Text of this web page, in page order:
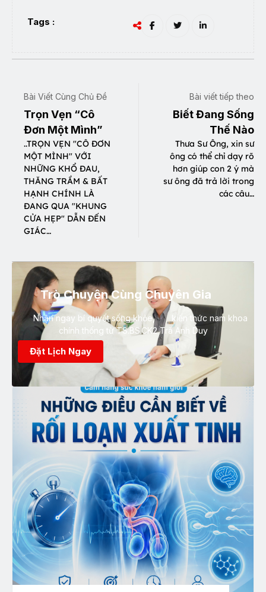
Tags :
Bài Viết Cùng Chủ Đề
Trọn Vẹn “Cô
Đơn Một Mình”
..TRỌN VẸN "CÔ ĐƠN
MỘT MÌNH" VỚI
NHỮNG KHỔ ĐAU,
THĂNG TRẦM & BẤT
HẠNH CHÍNH LÀ
ĐANG QUA "KHUNG
CỬA HẸP" DẪN ĐẾN
GIÁC…
Bài viết tiếp theo
Biết Đang Sống
Thế Nào
Thưa Sư Ông, xin sư
ông có thể chỉ dạy rõ
hơn giúp con 2 ý mà
sư ông đã trả lời trong
các câu…
Trò Chuyện Cùng Chuyên Gia
Nhận ngay bí quyết sống khỏe, kiến thức nam khoa
chính thống từ TS.BS.CK2 Trà Anh Duy
Đặt Lịch Ngay